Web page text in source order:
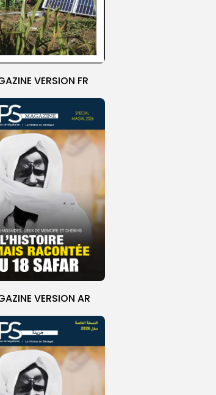
VERSION FR
VERSION AR